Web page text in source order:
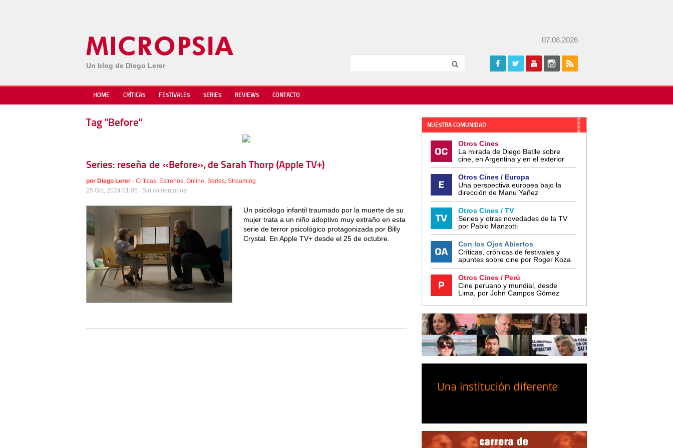
Un blog de Diego Lerer
07.08.2026
HOME CRÍTICAS FESTIVALES SERIES REVIEWS CONTACTO
Tag "Before"
Series: reseña de «Before», de Sarah Thorp (Apple TV+)
por Diego Lerer - Críticas, Estrenos, Online, Series, Streaming
25 Oct, 2024 01:05 | Sin comentarios
Un psicólogo infantil traumado por la muerte de su
mujer trata a un niño adoptivo muy extraño en esta
serie de terror psicológico protagonizada por Billy
Crystal. En Apple TV+ desde el 25 de octubre.
NUESTRA COMUNIDAD
Otros Cines
La mirada de Diego Batlle sobre
cine, en Argentina y en el exterior
Otros Cines / Europa
Una perspectiva europea bajo la
dirección de Manu Yañez
Otros Cines / TV
Series y otras novedades de la TV
por Pablo Manzotti
Con los Ojos Abiertos
Críticas, crónicas de festivales y
apuntes sobre cine por Roger Koza
Otros Cines / Perú
Cine peruano y mundial, desde
Lima, por John Campos Gómez